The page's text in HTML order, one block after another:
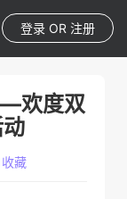
登录 OR 注册
欢度双
收藏